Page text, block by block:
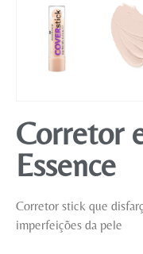
Corretor
Essence
Corretor stick que
imperfeições da pele